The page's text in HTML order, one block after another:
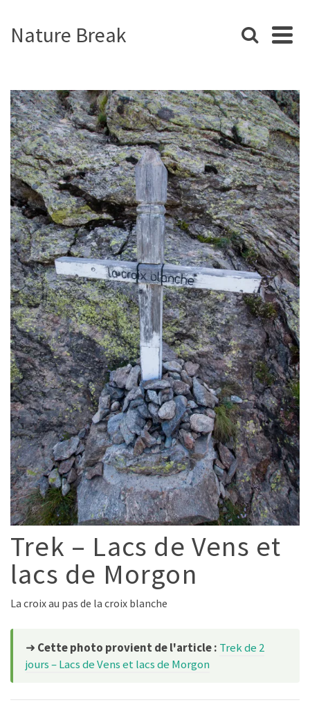
Nature Break
Trek – Lacs de Vens et
lacs de Morgon
La croix au pas de la croix blanche
➜ Cette photo provient de l'article : Trek de 2
jours – Lacs de Vens et lacs de Morgon